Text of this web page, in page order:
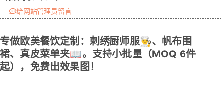
给网站管理员留言
专做欧美餐饮定制：刺绣厨师服👨‍🍳、帆布围
裙、真皮菜单夹📖。支持小批量（MOQ 6件
起），免费出效果图！